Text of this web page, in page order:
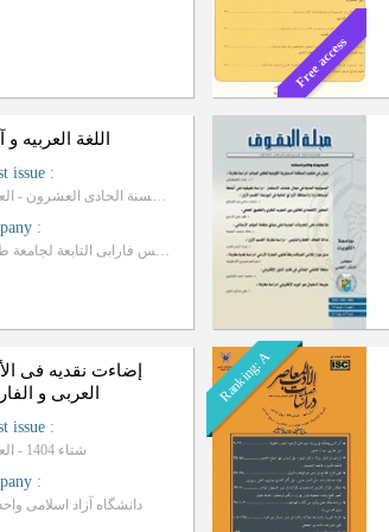
Free access
اللغة العربیه و
issue :
الشتاء 2026، السنة الحادی العشرون - العدد 67
:
فردیس فارابی التابعة لجامعة طهران
إضاءت نقدیه فی
العربی و
issue :
شتاء 1404 - العدد 60
:
دانشگاه آزاد اسلامی
Ranking: A